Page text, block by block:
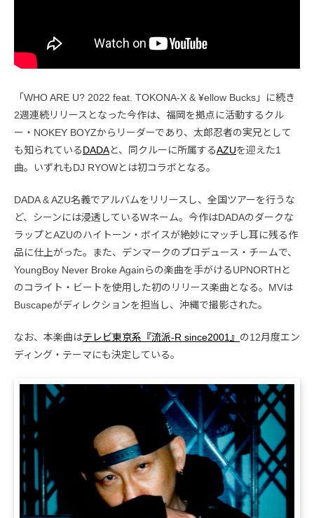
「WHO ARE U? 2022 feat. TOKONA-X & ¥ellow Bucks」に続き
2週連続リリースとなった今作は、福岡を拠点に活動するクル
ー・NOKEY BOYZからリーダーであり、太郎忍者の実兄として
も知られているDADAと、同クルーに所属するAZUを迎えた1
曲。いずれもDJ RYOWとは初コラボとなる。
DADA & AZU名義でアルバムをリリースし、全国ツアーを行うな
ど、シーンには浸透しているWネーム。今作はDADAのダークな
ラップとAZUのハイトーン・ボイスが絶妙にマッチし耳に残る作
品に仕上がった。また、デンマークのプロデュース・チームで、
YoungBoy Never Broke Againらの楽曲を手がけるUPNORTHと
のコライト・ビートを使用した初のリリース楽曲となる。MVは
Buscapeがディレクションを担当し、沖縄で撮影された。
なお、本楽曲はテレビ東京系『流派-R since2001』 の12月度エン
ディング・テーマにも決定している。